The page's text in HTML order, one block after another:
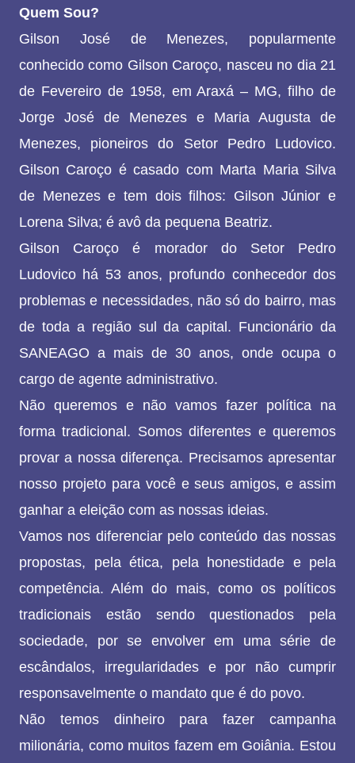
Quem Sou?
Gilson José de Menezes, popularmente
conhecido como Gilson Caroço, nasceu no dia 21
de Fevereiro de 1958, em Araxá – MG, filho de
Jorge José de Menezes e Maria Augusta de
Menezes, pioneiros do Setor Pedro Ludovico.
Gilson Caroço é casado com Marta Maria Silva
de Menezes e tem dois filhos: Gilson Júnior e
Lorena Silva; é avô da pequena Beatriz.
Gilson Caroço é morador do Setor Pedro
Ludovico há 53 anos, profundo conhecedor dos
problemas e necessidades, não só do bairro, mas
de toda a região sul da capital. Funcionário da
SANEAGO a mais de 30 anos, onde ocupa o
cargo de agente administrativo.
Não queremos e não vamos fazer política na
forma tradicional. Somos diferentes e queremos
provar a nossa diferença. Precisamos apresentar
nosso projeto para você e seus amigos, e assim
ganhar a eleição com as nossas ideias.
Vamos nos diferenciar pelo conteúdo das nossas
propostas, pela ética, pela honestidade e pela
competência. Além do mais, como os políticos
tradicionais estão sendo questionados pela
sociedade, por se envolver em uma série de
escândalos, irregularidades e por não cumprir
responsavelmente o mandato que é do povo.
Não temos dinheiro para fazer campanha
milionária, como muitos fazem em Goiânia. Estou